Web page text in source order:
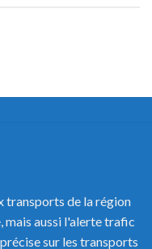
transports de la région
aussi l'alerte trafic
sur les transports